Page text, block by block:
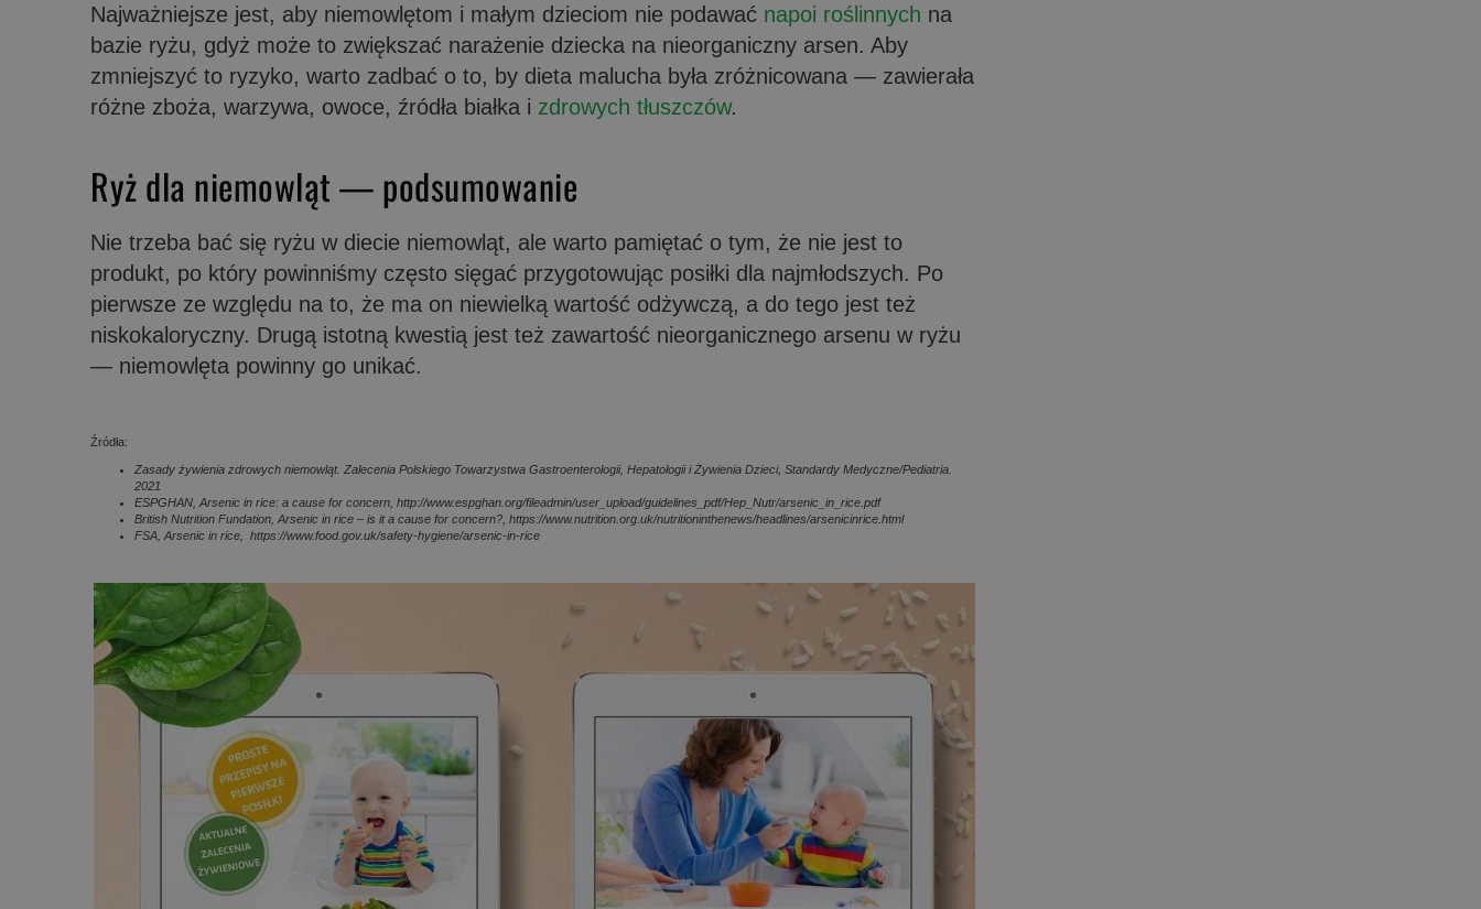
Najważniejsze jest, aby niemowlętom i małym dzieciom nie podawać napoi roślinnych na
bazie ryżu, gdyż może to zwiększać narażenie dziecka na nieorganiczny arsen. Aby
zmniejszyć to ryzyko, warto zadbać o to, by dieta malucha była zróżnicowana — zawierała
różne zboża, warzywa, owoce, źródła białka i zdrowych tłuszczów.
Ryż dla niemowląt — podsumowanie
Nie trzeba bać się ryżu w diecie niemowląt, ale warto pamiętać o tym, że nie jest to
produkt, po który powinniśmy często sięgać przygotowując posiłki dla najmłodszych. Po
pierwsze ze względu na to, że ma on niewielką wartość odżywczą, a do tego jest też
niskokaloryczny. Drugą istotną kwestią jest też zawartość nieorganicznego arsenu w ryżu
— niemowlęta powinny go unikać.
Źródła:
Zasady żywienia zdrowych niemowląt. Zalecenia Polskiego Towarzystwa Gastroenterologii, Hepatologii i Żywienia Dzieci, Standardy Medyczne/Pediatria.
2021
ESPGHAN, Arsenic in rice: a cause for concern, http://www.espghan.org/fileadmin/user_upload/guidelines_pdf/Hep_Nutr/arsenic_in_rice.pdf
British Nutrition Fundation, Arsenic in rice – is it a cause for concern?, https://www.nutrition.org.uk/nutritioninthenews/headlines/arsenicinrice.html
FSA, Arsenic in rice, https://www.food.gov.uk/safety-hygiene/arsenic-in-rice